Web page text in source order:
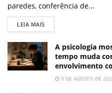
paredes, conferência de...
LEIA MAIS
A psicologia
tempo muda
envolvimento
9 DE AGOSTO DE